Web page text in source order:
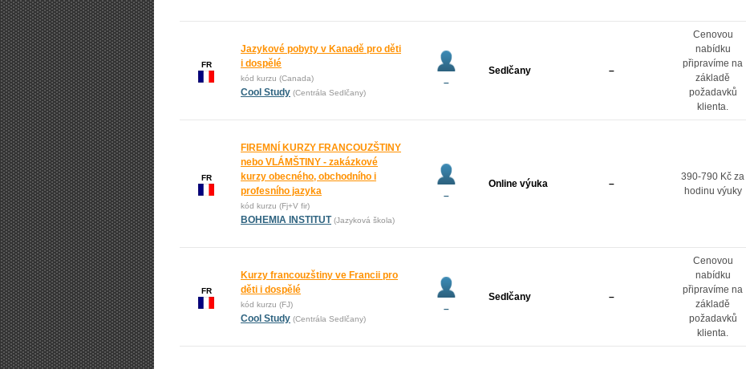
FR
Jazykové pobyty v Kanadě pro děti
i dospělé
kód kurzu (Canada)
Cool Study (Centrála Sedlčany)
–
Sedlčany –
Cenovou
nabídku
připravíme na
základě
požadavků
klienta.
FR
FIREMNÍ KURZY FRANCOUZŠTINY
nebo VLÁMŠTINY - zakázkové
kurzy obecného, obchodního i
profesního jazyka
kód kurzu (Fj+V fir)
BOHEMIA INSTITUT (Jazyková škola)
–
Online výuka –
390-790 Kč za
hodinu výuky
FR
Kurzy francouzštiny ve Francii pro
děti i dospělé
kód kurzu (FJ)
Cool Study (Centrála Sedlčany)
–
Sedlčany –
Cenovou
nabídku
připravíme na
základě
požadavků
klienta.